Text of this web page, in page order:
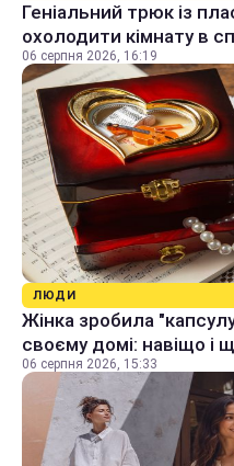
Геніальний трюк із
охолодити кімнату в
06 серпня 2026, 16:19
ЛЮДИ
Жінка зробила
своєму домі: навіщо і
06 серпня 2026, 15:33